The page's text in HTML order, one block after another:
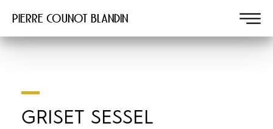
Pierre COUNOT BLANDIN
GRISET SESSEL